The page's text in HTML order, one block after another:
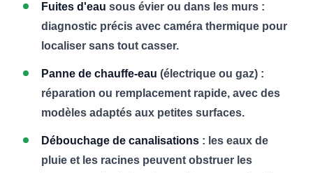
Fuites d'eau sous évier ou dans les murs :
diagnostic précis avec caméra thermique pour
localiser sans tout casser.
Panne de chauffe-eau (électrique ou gaz) :
réparation ou remplacement rapide, avec des
modèles adaptés aux petites surfaces.
Débouchage de canalisations : les eaux de
pluie et les racines peuvent obstruer les